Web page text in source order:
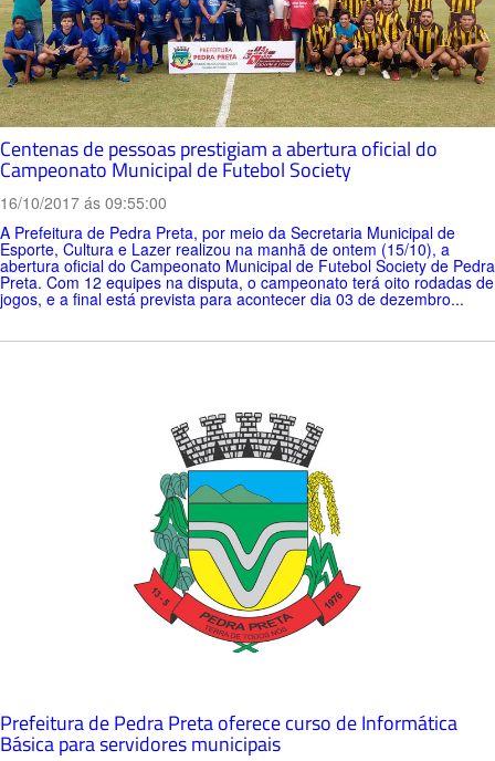
Centenas de pessoas prestigiam a abertura oficial do
Campeonato Municipal de Futebol Society
16/10/2017 ás 09:55:00
A Prefeitura de Pedra Preta, por meio da Secretaria Municipal de
Esporte, Cultura e Lazer realizou na manhã de ontem (15/10), a
abertura oficial do Campeonato Municipal de Futebol Society de Pedra
Preta. Com 12 equipes na disputa, o campeonato terá oito rodadas de
jogos, e a final está prevista para acontecer dia 03 de dezembro...
Prefeitura de Pedra Preta oferece curso de Informática
Básica para servidores municipais